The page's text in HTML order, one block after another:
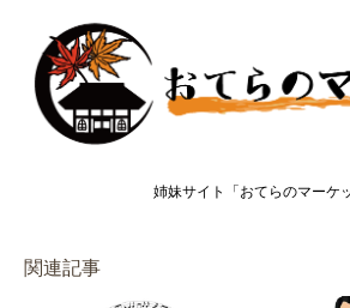
姉妹サイト「おてらのマーケ
関連記事